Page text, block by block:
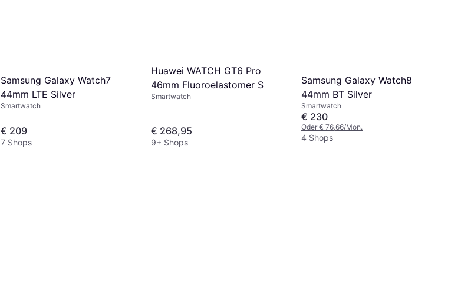
Samsung Galaxy Watch7
44mm LTE Silver
Smartwatch
€ 209
7 Shops
Huawei WATCH GT6 Pro
46mm Fluoroelastomer S
Smartwatch
€ 268,95
9+ Shops
Samsung Galaxy Watch8
44mm BT Silver
Smartwatch
€ 230
Oder € 76,66/Mon.
4 Shops